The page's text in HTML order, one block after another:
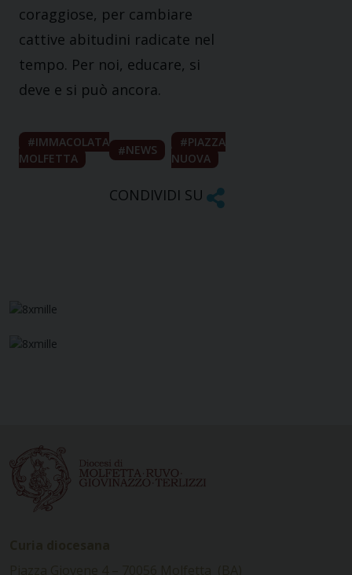
coraggiose, per cambiare
cattive abitudini radicate nel
tempo. Per noi, educare, si
deve e si può ancora.
IMMACOLATA
MOLFETTA
NEWS
PIAZZA
NUOVA
CONDIVIDI SU